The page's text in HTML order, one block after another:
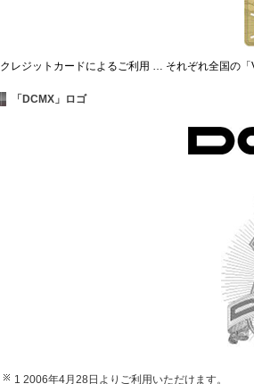
クレジットカードによるご利用 … それぞれ全国の
「DCMX」ロゴ
1 2006年4月28日よりご利用いただけます。